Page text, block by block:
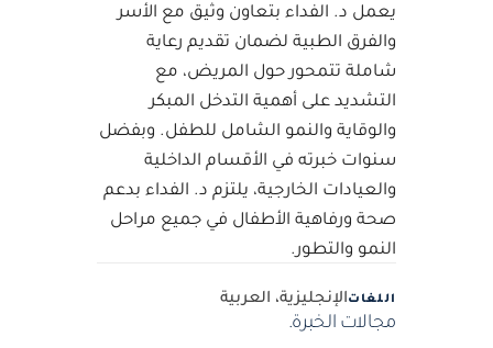
يعمل د. الفداء بتعاون وثيق مع الأسر
والفرق الطبية لضمان تقديم رعاية
شاملة تتمحور حول المريض، مع
التشديد على أهمية التدخل المبكر
والوقاية والنمو الشامل للطفل. وبفضل
سنوات خبرته في الأقسام الداخلية
والعيادات الخارجية، يلتزم د. الفداء بدعم
صحة ورفاهية الأطفال في جميع مراحل
النمو والتطور.
اللغاتالإنجليزية، العربية
مجالات الخبرة.